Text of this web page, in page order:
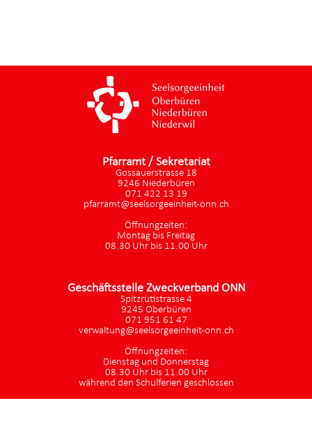
Pfarramt / Sekretariat
Gossauerstrasse 18
9246 Niederbüren
071 422 13 19
pfarramt@seelsorgeeinheit-onn.ch
Öffnungzeiten:
Montag bis Freitag
08.30 Uhr bis 11.00 Uhr
Geschäftsstelle Zweckverband ONN
Spitzrütistrasse 4
9245 Oberbüren
071 951 61 47
verwaltung@seelsorgeeinheit-onn.ch
Öffnungzeiten:
Dienstag und Donnerstag
08.30 Uhr bis 11.00 Uhr
während den Schulferien geschlossen